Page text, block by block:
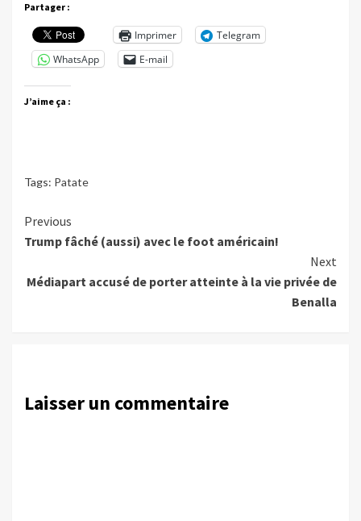
Partager :
Imprimer
Telegram
WhatsApp
E-mail
J’aime ça :
Tags: Patate
Continue
Reading
Previous
Trump fâché (aussi) avec le foot américain!
Next
Médiapart accusé de porter atteinte à la vie privée de
Benalla
Laisser un commentaire